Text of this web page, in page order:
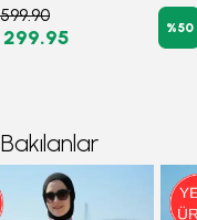
299.95 %50